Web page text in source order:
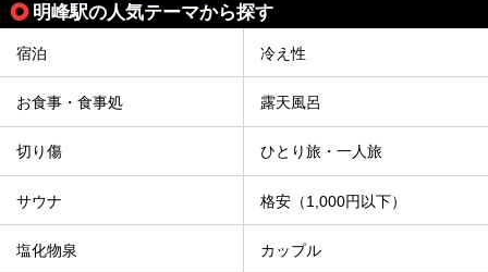
明峰駅の人気テーマから探す
宿泊 冷え性
お食事・食事処 露天風呂
切り傷 ひとり旅・一人旅
サウナ 格安（1,000円以下）
塩化物泉 カップル